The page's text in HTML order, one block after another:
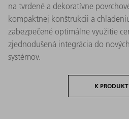
na tvrdené a dekoratívne
kompaktnej konštrukcii a
zabezpečené optimálne využitie
zjednodušená integrácia do
systémov.
K